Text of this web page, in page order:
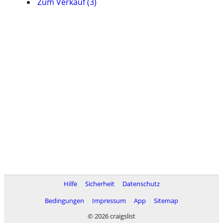
Hilfe Sicherheit
Datenschutz
Bedingungen
Impressum App
Sitemap
© 2026 craigslist